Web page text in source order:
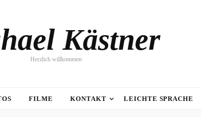
Kästner
Herzlich willkommen
FILME KONTAKT LEICHTE SPRACHE